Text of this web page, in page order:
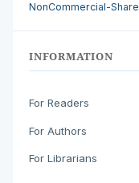
NonCommercial-
INFORMATION
For Readers
For Authors
For Librarians